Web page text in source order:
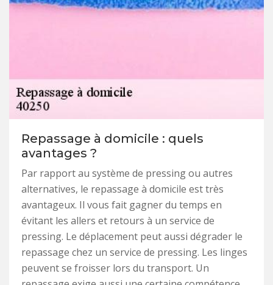
Repassage à domicile : quels
avantages ?
Par rapport au système de pressing ou autres
alternatives, le repassage à domicile est très
avantageux. Il vous fait gagner du temps en
évitant les allers et retours à un service de
pressing. Le déplacement peut aussi dégrader le
repassage chez un service de pressing. Les linges
peuvent se froisser lors du transport. Un